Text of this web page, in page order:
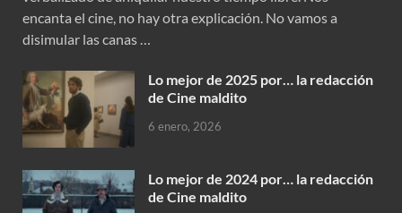
encanta el cine, no hay otra explicación. No vamos a
disimular las canas …
Lo mejor de 2025 por… la redacción
de Cine maldito
6 enero, 2026
Lo mejor de 2024 por… la redacción
de Cine maldito